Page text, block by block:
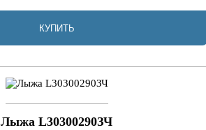
КУПИТЬ
Лыжа L30300290ЗЧ